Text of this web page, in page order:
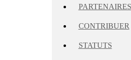
PARTENAIRES
CONTRIBUER
STATUTS